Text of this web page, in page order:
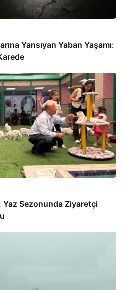
Yansıyan Yaban Yaşamı:
Yaz Sezonunda Ziyaretçi